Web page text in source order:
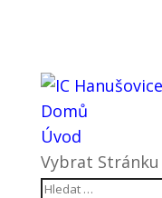
Domů
Úvod
Vybrat Stránku